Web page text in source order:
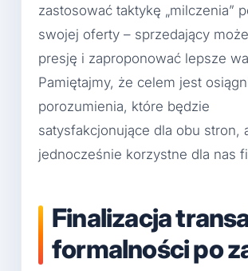
zastosować taktykę „milczenia”
swojej oferty – sprzedający
presję i zaproponować lepsze
Pamiętajmy, że celem jest
porozumienia, które będzie
satysfakcjonujące dla obu stron,
jednocześnie korzystne dla nas
Finalizacja
formalności po